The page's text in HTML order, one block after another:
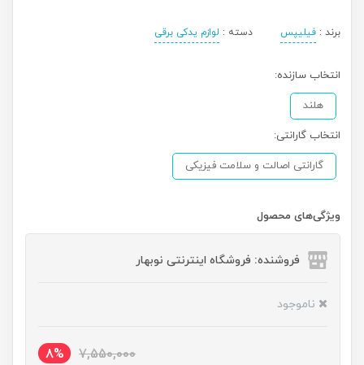
برند : فیلیپس دسته : لوازم یدکی برقی
انتخاب سازنده:
هلند
انتخاب گارانتی:
گارانتی اصالت و سلامت فیزیکی
ویژگی‌های محصول
فروشنده: فروشگاه اینترنتی نوبهار
ناموجود
7,550,000
8%